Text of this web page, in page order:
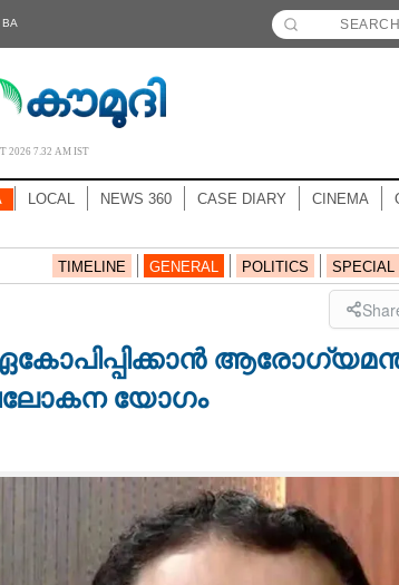
BA
2026 7.32 AM IST
LOCAL NEWS 360 CASE DIARY CINEMA
TIMELINE GENERAL POLITICS SPECIAL
യോഗം